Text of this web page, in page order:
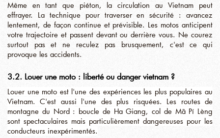
Même en tant que piéton, la circulation au Vietnam peut
effrayer. La technique pour traverser en sécurité : avancez
lentement, de façon continue et prévisible. Les motos anticipent
votre trajectoire et passent devant ou derrière vous. Ne courez
surtout pas et ne reculez pas brusquement, c'est ce qui
provoque les accidents.
3.2. Louer une moto : liberté ou danger vietnam ?
Louer une moto est l'une des expériences les plus populaires au
Vietnam. C'est aussi l'une des plus risquées. Les routes de
montagne du Nord : boucle de Ha Giang, col de Mã Pí Lèng
sont spectaculaires mais particulièrement dangereuses pour les
conducteurs inexpérimentés.